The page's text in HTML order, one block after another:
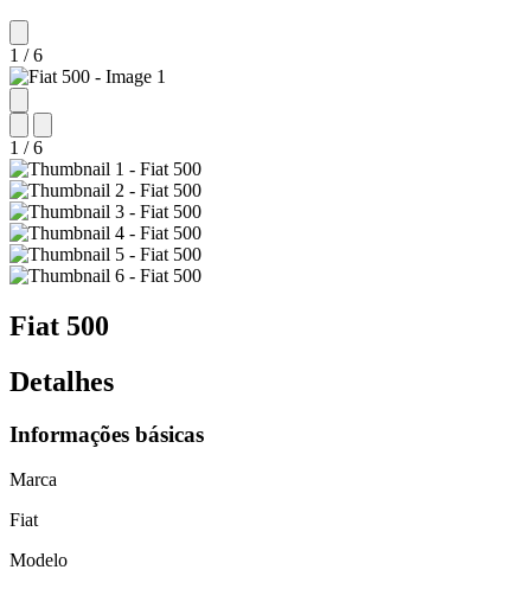
1 / 6
1 / 6
Fiat 500
Detalhes
Informações básicas
Marca
Fiat
Modelo